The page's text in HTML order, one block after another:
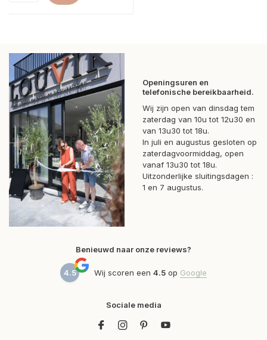
Openingsuren en
telefonische bereikbaarheid.
Wij zijn open van dinsdag tem
zaterdag van 10u tot 12u30 en
van 13u30 tot 18u.
In juli en augustus gesloten op
zaterdagvoormiddag, open
vanaf 13u30 tot 18u.
Uitzonderlijke sluitingsdagen :
1 en 7 augustus.
Benieuwd naar onze reviews?
4.5 Wij scoren een 4.5 op Google
Sociale media